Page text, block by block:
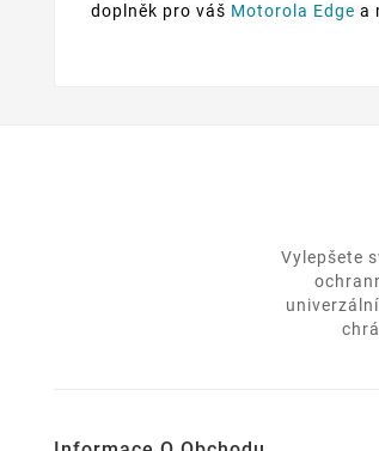
doplněk pro váš Motorola Edge a
Vylepšete